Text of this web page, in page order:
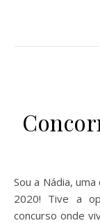
Sou a Nádia, uma das participantes do concurso Miss Viseu
2020! Tive a
concurso onde